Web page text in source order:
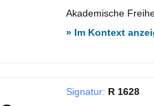
Akademische
» Im Kontext
Signatur: R 1628